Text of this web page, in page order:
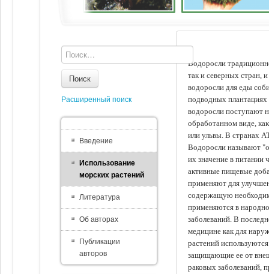
Водоросли
так и северных стран,
водоросли для еды
подводных
водоросли поступают
обработанном виде,
или ульвы. В странах
Водоросли называют
их значение в питании
активные пищевые
применяют для
содержащую
применяются в
заболеваний. В
медицине как для
растений
защищающие ее от
раковых заболеваний,
Поиск
Расширенный поиск
Введение
Использование
морских растений
Литература
Об авторах
Публикации
авторов